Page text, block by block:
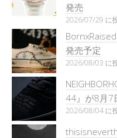
発売
2026/07/29 に
発売予定
2026/08/03 に
44』が8月7
2026/08/04 に